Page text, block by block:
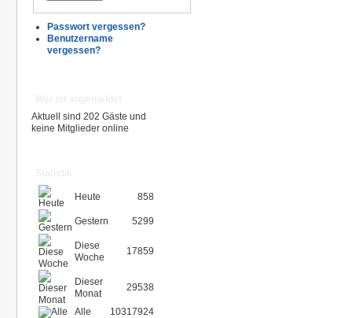
Passwort vergessen?
Benutzername
vergessen?
Aktuell sind 202 Gäste und
keine Mitglieder online
Heute 858
Gestern 5299
Diese
Woche
17859
Dieser
Monat
29538
Alle
10317924